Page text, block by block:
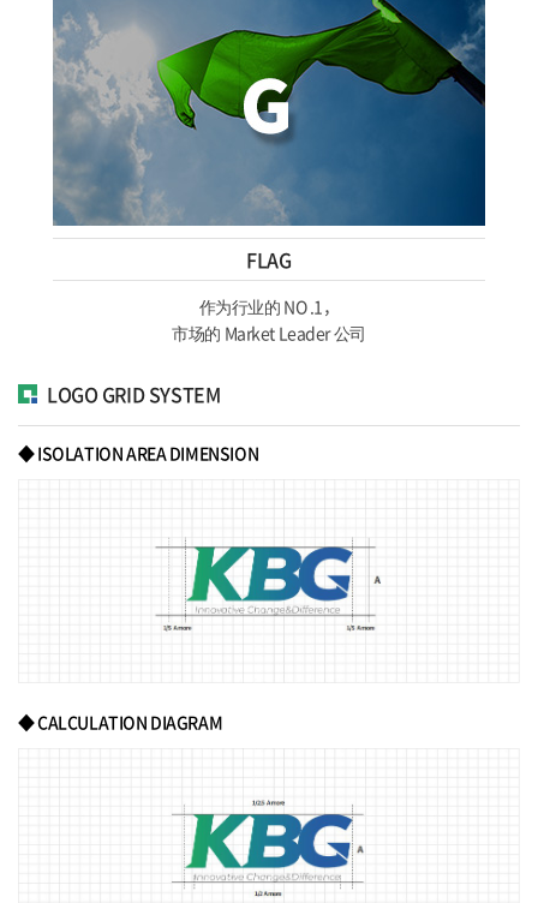
FLAG
作为行业的 NO .1，
市场的 Market Leader 公司
LOGO GRID SYSTEM
◆ ISOLATION AREA DIMENSION
◆ CALCULATION DIAGRAM